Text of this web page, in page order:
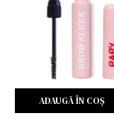
ADAUGĂ ÎN COŞ